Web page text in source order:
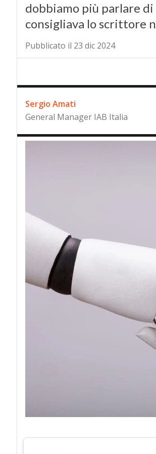
dobbiamo più parlare di
consigliava lo scrittore
Pubblicato il 23 dic 2024
Sergio Amati
General Manager IAB Italia